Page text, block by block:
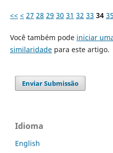
<< < 27 28 29 30 31 32 33 34 35
Você também pode iniciar
similaridadepara este artigo.
Enviar Submissão
Idioma
English